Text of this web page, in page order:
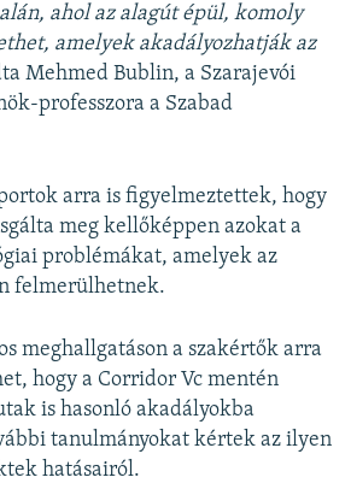
ahol az alagút épül, komoly
amelyek akadályozhatják az
Mehmed Bublin, a Szarajevói
professzora a Szabad
arra is figyelmeztettek, hogy
meg kellőképpen azokat a
problémákat, amelyek az
felmerülhetnek.
meghallgatáson a szakértők arra
hogy a Corridor Vc mentén
is hasonló akadályokba
tanulmányokat kértek az ilyen
hatásairól.